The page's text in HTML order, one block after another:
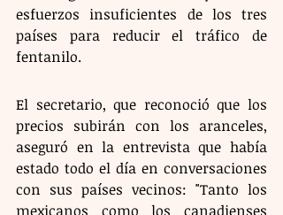
esfuerzos insuficientes de los tres
países para reducir el tráfico de
fentanilo.
El secretario, que reconoció que los
precios subirán con los aranceles,
aseguró en la entrevista que había
estado todo el día en conversaciones
con sus países vecinos: "Tanto los
mexicanos como los canadienses